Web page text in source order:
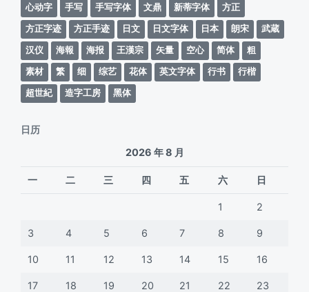
心动字
手写 手写字体 文鼎 新蒂字体
方正
方正字迹
方正手迹 日文 日文字体 日本 朗宋
武蔵
汉仪
海報 海报 王漢宗 矢量 空心 简体
粗
素材
繁 细 综艺 花体 英文字体 行书
行楷
超世紀
造字工房 黑体
日历
2026 年 8 月
一 二 三 四 五 六 日
1 2
3 4 5 6 7 8 9
10 11 12 13 14 15 16
17 18 19 20 21 22 23